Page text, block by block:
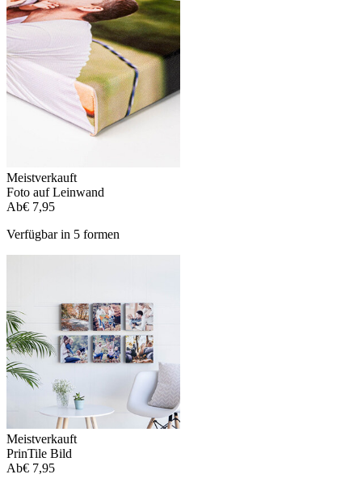
Meistverkauft
Foto auf Leinwand
Ab€ 7,95
Verfügbar in 5 formen
Meistverkauft
PrinTile Bild
Ab€ 7,95